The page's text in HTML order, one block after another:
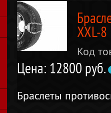
XXL-8
Код
Цена: 12800 руб.
Браслеты